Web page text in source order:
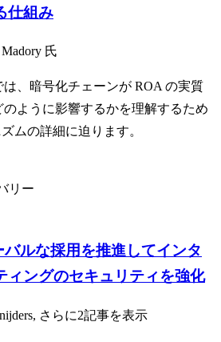
仕組み
氏
は、暗号化チェーンが ROA の実質
ように影響するかを理解するため
ムの詳細に迫ります。
リー
ルな採用を推進してインタ
ィングのセキュリティを強化
さらに2記事を表示